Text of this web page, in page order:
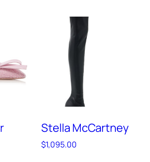
Stella McCartney
$1,095.00